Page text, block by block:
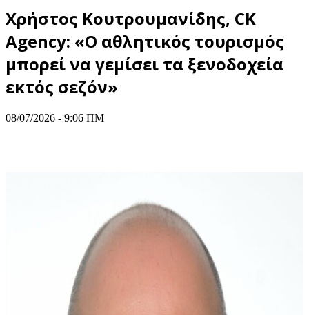
Χρήστος Κουτρουμανίδης, CK
Agency: «Ο αθλητικός τουρισμός
μπορεί να γεμίσει τα ξενοδοχεία
εκτός σεζόν»
08/07/2026 - 9:06 ΠΜ